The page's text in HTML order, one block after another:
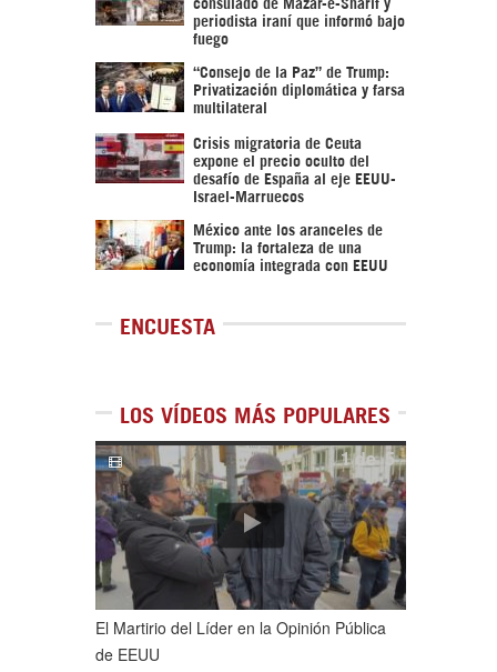
consulado de Mazar-e-Sharif y
periodista iraní que informó bajo
fuego
“Consejo de la Paz” de Trump:
Privatización diplomática y farsa
multilateral
Crisis migratoria de Ceuta
expone el precio oculto del
desafío de España al eje EEUU-
Israel-Marruecos
México ante los aranceles de
Trump: la fortaleza de una
economía integrada con EEUU
ENCUESTA
LOS VÍDEOS MÁS POPULARES
1de5
El Martirio del Líder en la Opinión Pública
de EEUU